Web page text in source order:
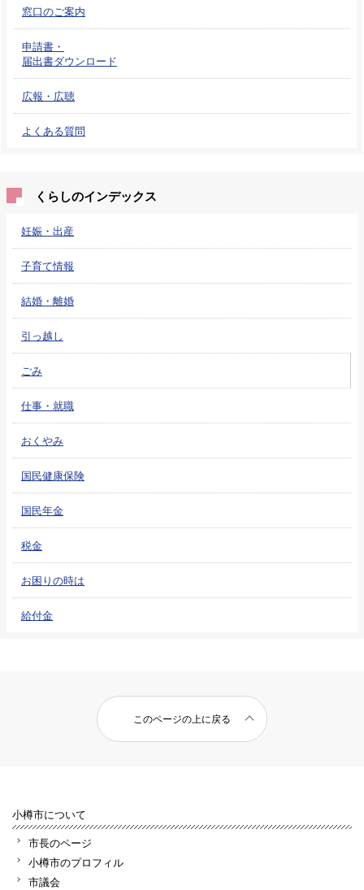
窓口のご案内
申請書・
届出書ダウンロード
広報・広聴
よくある質問
くらしのインデックス
妊娠・出産
子育て情報
結婚・離婚
引っ越し
ごみ
仕事・就職
おくやみ
国民健康保険
国民年金
税金
お困りの時は
給付金
このページの上に戻る
小樽市について
市長のページ
小樽市のプロフィル
市議会